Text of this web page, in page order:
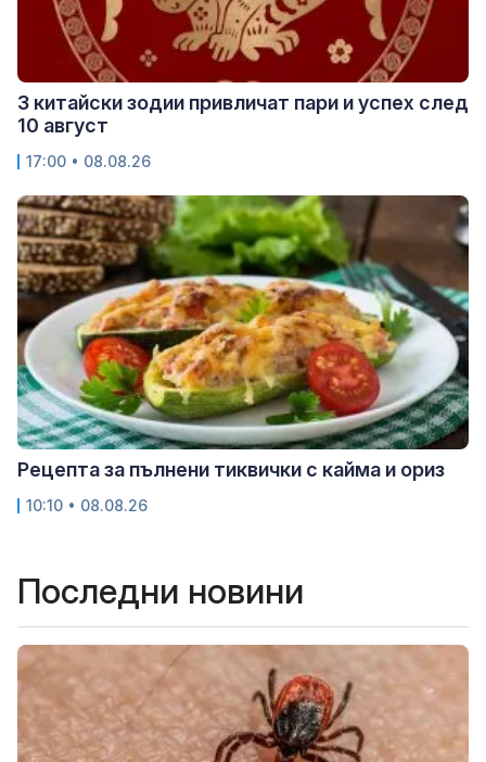
3 китайски зодии привличат пари и успех след
10 август
17:00 • 08.08.26
Рецепта за пълнени тиквички с кайма и ориз
10:10 • 08.08.26
Последни новини